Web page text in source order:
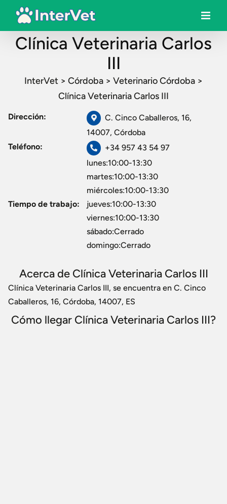
Clínica Veterinaria Carlos
III
InterVet > Córdoba > Veterinario Córdoba >
Clínica Veterinaria Carlos III
Dirección:
C. Cinco Caballeros, 16,
14007, Córdoba
Teléfono:
+34 957 43 54 97
Tiempo de trabajo:
lunes:10:00-13:30
martes:10:00-13:30
miércoles:10:00-13:30
jueves:10:00-13:30
viernes:10:00-13:30
sábado:Cerrado
domingo:Cerrado
Acerca de Clínica Veterinaria Carlos III
Clínica Veterinaria Carlos III, se encuentra en C. Cinco
Caballeros, 16, Córdoba, 14007, ES
Cómo llegar Clínica Veterinaria Carlos III?